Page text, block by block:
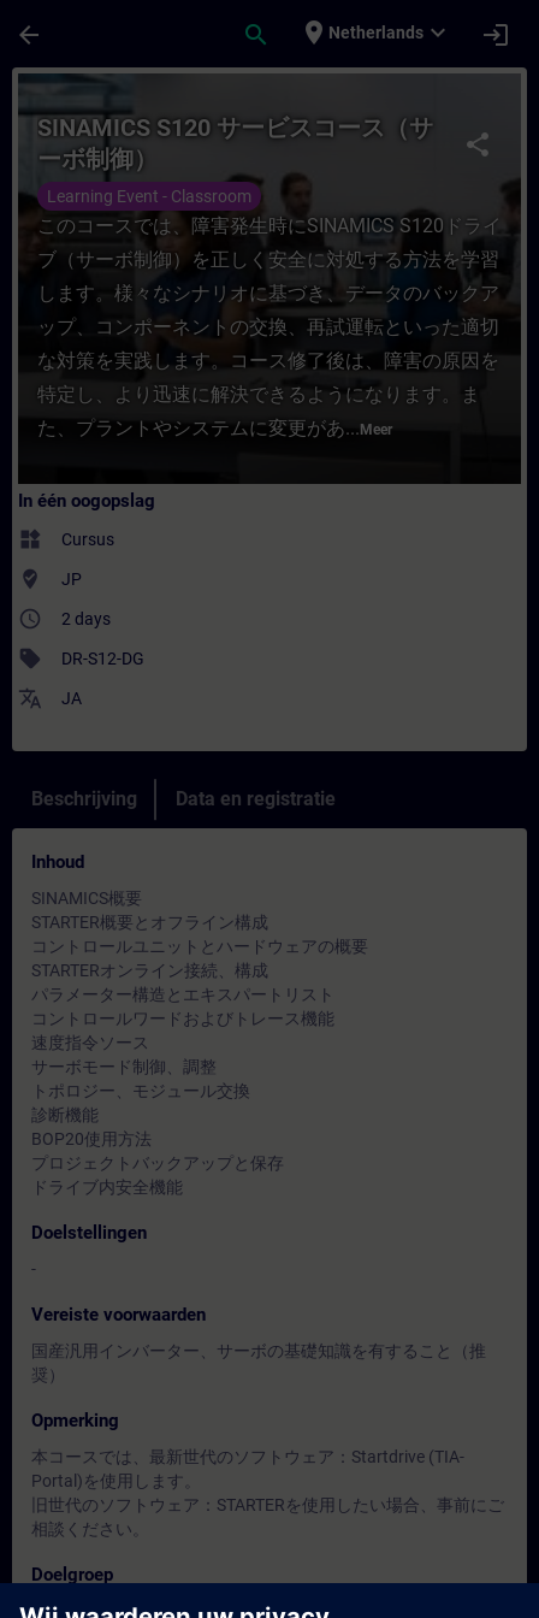
arrow_back search place Netherlands expand_more login
Cursus - SINAMICS S120 サービスコー
share
SINAMICS S120 サービスコース（サ
ーボ制御）
Learning Event - Classroom
このコースでは、障害発生時にSINAMICS S120ドライ
ブ（サーボ制御）を正しく安全に対処する方法を学習
します。様々なシナリオに基づき、データのバックア
ップ、コンポーネントの交換、再試運転といった適切
な対策を実践します。コース修了後は、障害の原因を
特定し、より迅速に解決できるようになります。ま
た、プラントやシステムに変更があ... Meer
In één oogopslag
widgets Cursus
where_to_vote JP
access_time 2 days
sell DR-S12-DG
translate JA
Beschrijving Data en registratie
Inhoud
SINAMICS概要
STARTER概要とオフライン構成
コントロールユニットとハードウェアの概要
STARTERオンライン接続、構成
パラメーター構造とエキスパートリスト
コントロールワードおよびトレース機能
速度指令ソース
サーボモード制御、調整
トポロジー、モジュール交換
診断機能
BOP20使用方法
プロジェクトバックアップと保存
ドライブ内安全機能
Doelstellingen
-
Vereiste voorwaarden
国産汎用インバーター、サーボの基礎知識を有すること（推
奨）
Opmerking
本コースでは、最新世代のソフトウェア：Startdrive (TIA-
Portal)を使用します。
旧世代のソフトウェア：STARTERを使用したい場合、事前にご
相談ください。
Doelgroep
保全担当者